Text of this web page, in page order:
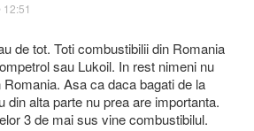
de tot. Toti combustibilii din Romania
sau Lukoil. In rest nimeni nu
Asa ca daca bagati de la
din alta parte nu prea are importanta.
3 de mai sus vine combustibilul.